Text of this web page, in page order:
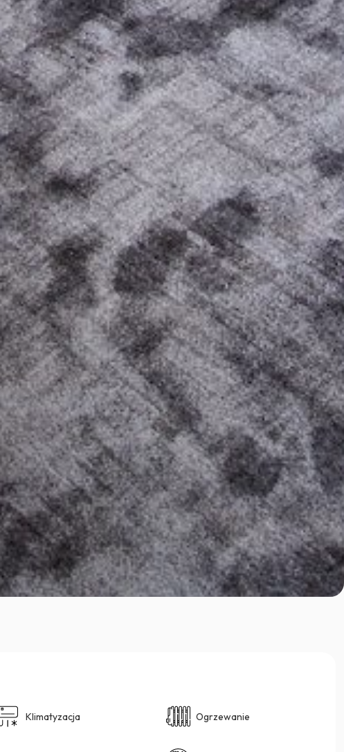
Klimatyzacja Ogrzewanie